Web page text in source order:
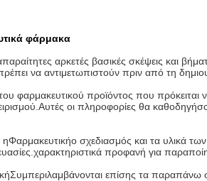
φάρμακα
αρκετές βασικές σκέψεις και
να αντιμετωπιστούν πριν από τη
του φαρμακευτικού προϊόντος που
οι πληροφορίες θα
ηΦαρμακευτικήο σχεδιασμός και τα υλικά
προφανή για
Συμπεριλαμβάνονται επίσης τα παραπάνω